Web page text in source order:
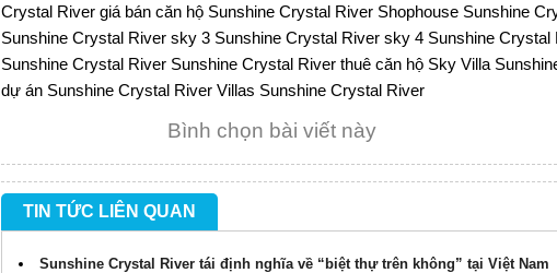
Crystal River giá bán căn hộ Sunshine Crystal River Shophouse Sunshine
Sunshine Crystal River sky 3 Sunshine Crystal River sky 4 Sunshine Crystal
Sunshine Crystal River Sunshine Crystal River thuê căn hộ Sky Villa
dự án Sunshine Crystal River Villas Sunshine Crystal River
Bình chọn bài viết này
TIN TỨC LIÊN QUAN
Sunshine Crystal River tái định nghĩa về “biệt thự trên không” tại Việt Nam